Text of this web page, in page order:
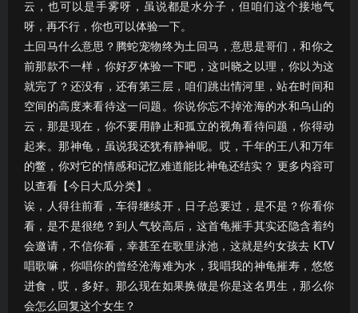
云，也可以是手雾呀，虽说都是水分子，但咱们这个接地气
呀，再不行，你也可以体验一下。
土回马什么意思？腾蛇宠物终为土回马，意思是哥们，和你之
前那款不一样，你好歹体验一下吧，这叫晓之以理，你以为这
就完了？还没有，还有第三层，咱们跳出情河里，站在时间和
空间的高度来看待这一问题。你说你忘不掉沧海的水和乌山的
云，那是现在，你不要用静止和孤立的视角看待问题，你得动
起来。那神龟，虽说我还犹有静神呢。哎，千年的王八和万年
的鳖，你对它的情感和记忆难道能比神龟还结实？ 更多内容可
以查看【今日大瓜分类】。
诶，人得往前看，车得继续开，日子总要过，是不是？你看你
看，是不是很绝？到人气较高后，这首龟摧手其实还隐含着约
会邀请，不信你看，幸甚至在歌里泳池，这就是约女孩去 KTV
唱歌嘛，你唱你的曾经沧海难为水，我唱我的神龟摧寿，悠悠
进食，哎，多好。那么现在如果换做是你是这名男生，那么你
会怎么回复这个女生？